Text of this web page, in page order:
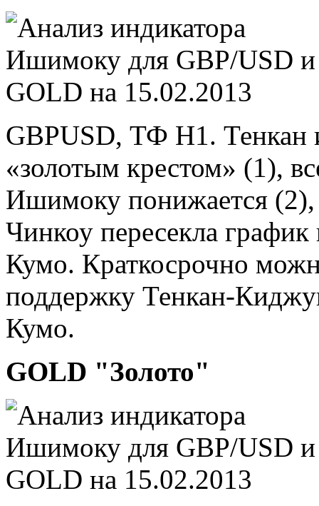
GBPUSD, ТФ Н1. Тенкан
«золотым крестом» (1),
Ишимоку понижается (2),
Чинкоу пересекла
Кумо. Краткосрочно
поддержку Тенкан-
Кумо.
GOLD "Золото"